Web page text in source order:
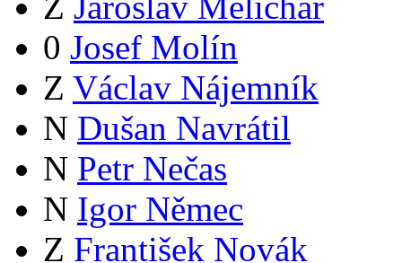
0 Josef Molín
Z Václav Nájemník
N Dušan Navrátil
N Petr Nečas
N Igor Němec
Z František Novák